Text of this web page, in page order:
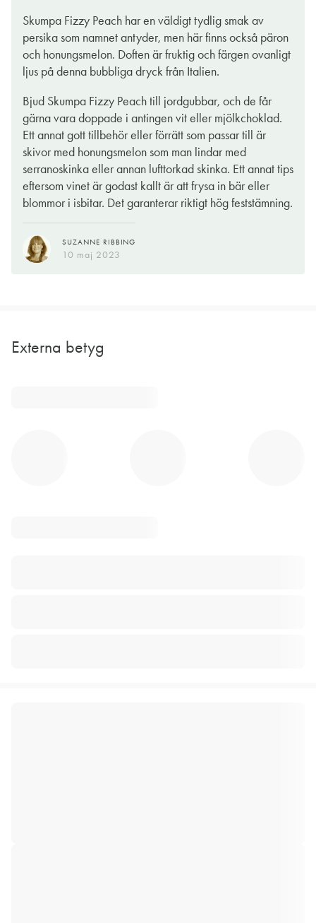
Skumpa Fizzy Peach har en väldigt tydlig smak av
persika som namnet antyder, men här finns också päron
och honungsmelon. Doften är fruktig och färgen ovanligt
ljus på denna bubbliga dryck från Italien.
Bjud Skumpa Fizzy Peach till jordgubbar, och de får
gärna vara doppade i antingen vit eller mjölkchoklad.
Ett annat gott tillbehör eller förrätt som passar till är
skivor med honungsmelon som man lindar med
serranoskinka eller annan lufttorkad skinka. Ett annat tips
eftersom vinet är godast kallt är att frysa in bär eller
blommor i isbitar. Det garanterar riktigt hög feststämning.
SUZANNE RIBBING
10 maj 2023
Externa betyg